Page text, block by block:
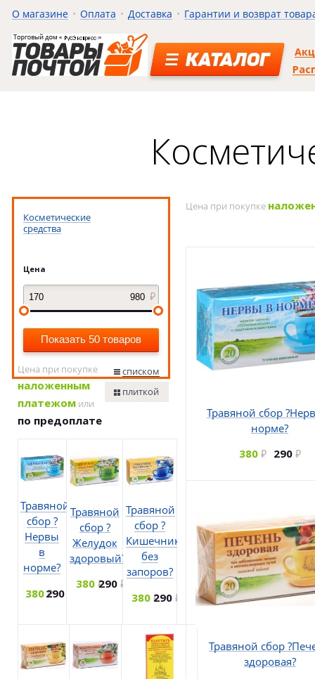
О магазине Оплата Доставка Гарантии и возврат
КАТАЛОГ
Косметические
средства
Цена
Показать 50 товаров
Цена при покупке
наложенным
платежомили
по предоплате
списком
плиткой
Травяной
сбор ?
Нервы
в
норме?
380290
Травяной
сбор ?
Желудок
здоровый?
380 290
Травяной
сбор ?
Кишечник
без
запоров?
380 290
Цена при покупке
Травяной сбор
норме?
380
290
Травяной сбор
здоровая?